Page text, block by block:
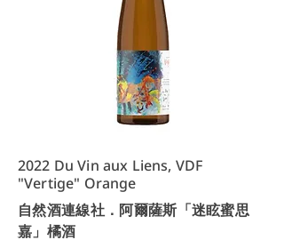
2022 Du Vin aux Liens, VDF
"Vertige" Orange
自然酒連線社．阿爾薩斯「迷眩蜜思
嘉」橘酒